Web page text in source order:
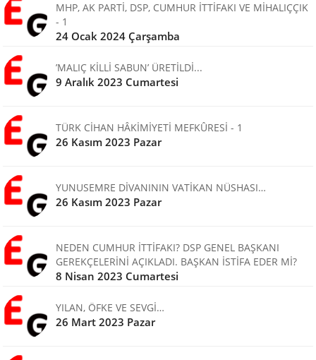
MHP, AK PARTİ, DSP, CUMHUR İTTİFAKI VE MİHALIÇÇIK
- 1
24 Ocak 2024 Çarşamba
’MALIÇ KİLLİ SABUN’ ÜRETİLDİ...
9 Aralık 2023 Cumartesi
TÜRK CİHAN HÂKİMİYETİ MEFKÛRESİ - 1
26 Kasım 2023 Pazar
YUNUSEMRE DİVANININ VATİKAN NÜSHASI…
26 Kasım 2023 Pazar
NEDEN CUMHUR İTTİFAKI? DSP GENEL BAŞKANI
GEREKÇELERİNİ AÇIKLADI. BAŞKAN İSTİFA EDER Mİ?
8 Nisan 2023 Cumartesi
YILAN, ÖFKE VE SEVGİ…
26 Mart 2023 Pazar